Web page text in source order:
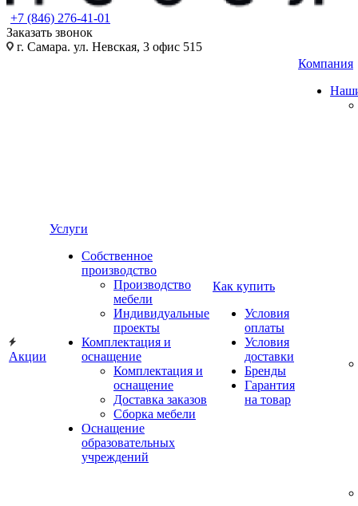
+7 (846) 276-41-01
Заказать звонок
г. Самара. ул. Невская, 3 офис 515
Акции
Услуги
Собственное
производство
Производство
мебели
Индивидуальные
проекты
Комплектация и
оснащение
Комплектация и
оснащение
Доставка заказов
Сборка мебели
Оснащение
образовательных
учреждений
Как купить
Условия
оплаты
Условия
доставки
Бренды
Гарантия
на товар
Компания